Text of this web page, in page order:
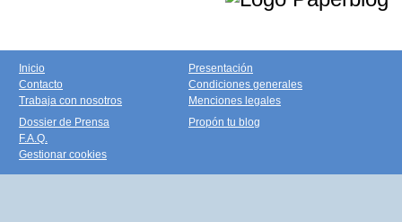
Inicio
Contacto
Trabaja con nosotros
Presentación
Condiciones generales
Menciones legales
Dossier de Prensa
F.A.Q.
Gestionar cookies
Propón tu blog